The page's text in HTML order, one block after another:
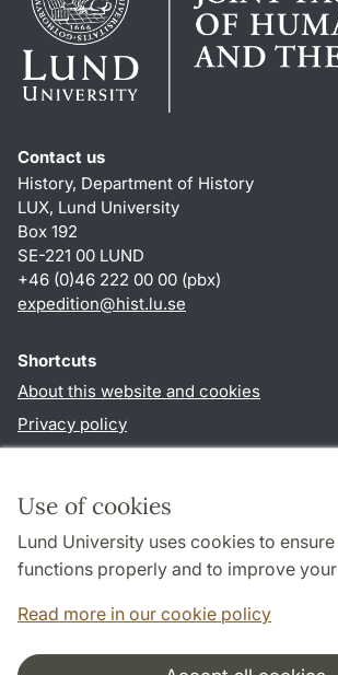
Use of cookies
Lund University uses cookies to
functions properly and to improve
Read more in our cookie policy
Contact us
History, Department of History
LUX, Lund University
Box 192
SE-221 00 LUND
+46 (0)46 222 00 00 (pbx)
expedition@hist.lu.se
Shortcuts
About this website and cookies
Privacy policy
Follow us in sociala media